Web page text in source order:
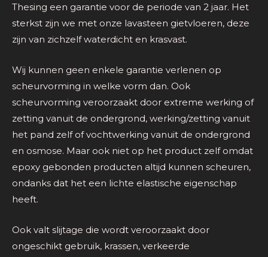
Thesing een garantie voor de periode van 2 jaar. Het
sterkst zijn we met onze lavasteen gietvloeren, deze
zijn van zichzelf waterdicht en krasvast.
Wij kunnen geen enkele garantie verlenen op
scheurvorming in welke vorm dan. Ook
scheurvorming veroorzaakt door extreme werking of
zetting vanuit de ondergrond, werking/zetting vanuit
het pand zelf of vochtwerking vanuit de ondergrond
en osmose. Maar ook niet op het product zelf omdat
epoxy gebonden producten altijd kunnen scheuren,
ondanks dat het een lichte elastische eigenschap
heeft.
Ook valt slijtage die wordt veroorzaakt door
ongeschikt gebruik, krassen, verkeerde